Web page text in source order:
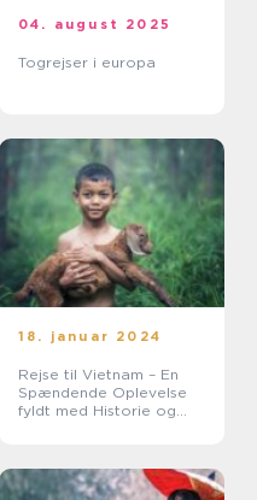
04. august 2025
Togrejser i europa
18. januar 2024
Rejse til Vietnam – En
Spændende Oplevelse
fyldt med Historie og